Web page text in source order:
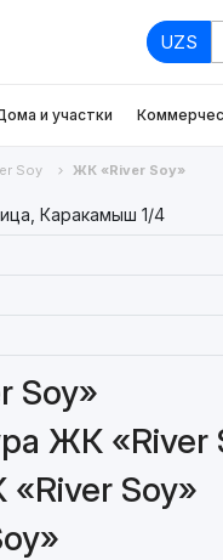
UZS
и участки
Soy ЖК «River Soy»
Каракамыш 1/4
Soy»
ЖК «River
Soy»